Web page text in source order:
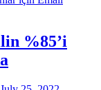
%85’i